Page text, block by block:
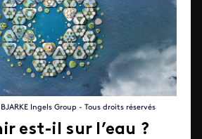
Ingels Group - Tous droits réservés
est-il sur l’eau ?